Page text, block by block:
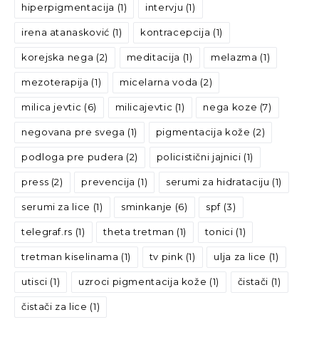
hiperpigmentacija (1) intervju (1)
irena atanasković (1) kontracepcija (1)
korejska nega (2) meditacija (1) melazma (1)
mezoterapija (1) micelarna voda (2)
milica jevtic (6) milicajevtic (1) nega koze (7)
negovana pre svega (1) pigmentacija kože (2)
podloga pre pudera (2) policistični jajnici (1)
press (2) prevencija (1) serumi za hidrataciju (1)
serumi za lice (1) sminkanje (6) spf (3)
telegraf.rs (1) theta tretman (1) tonici (1)
tretman kiselinama (1) tv pink (1) ulja za lice (1)
utisci (1) uzroci pigmentacija kože (1) čistači (1)
čistači za lice (1)